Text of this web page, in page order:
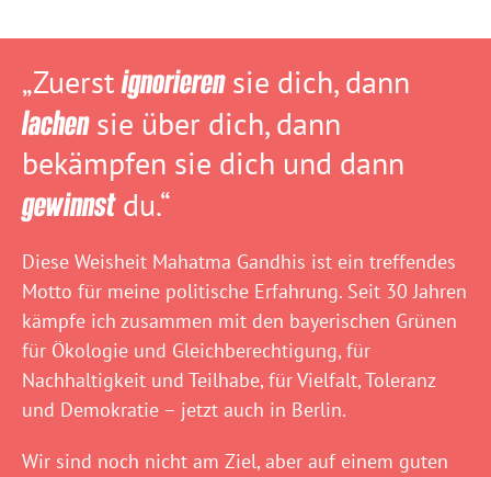
„Zuerstignorierensie dich, dann
lachensie über dich, dann
bekämpfen sie dich und dann
gewinnstdu.“
Diese Weisheit Mahatma Gandhis ist ein treffendes
Motto für meine politische Erfahrung. Seit 30 Jahren
kämpfe ich zusammen mit den bayerischen Grünen
für Ökologie und Gleichberechtigung, für
Nachhaltigkeit und Teilhabe, für Vielfalt, Toleranz
und Demokratie – jetzt auch in Berlin.
Wir sind noch nicht am Ziel, aber auf einem guten